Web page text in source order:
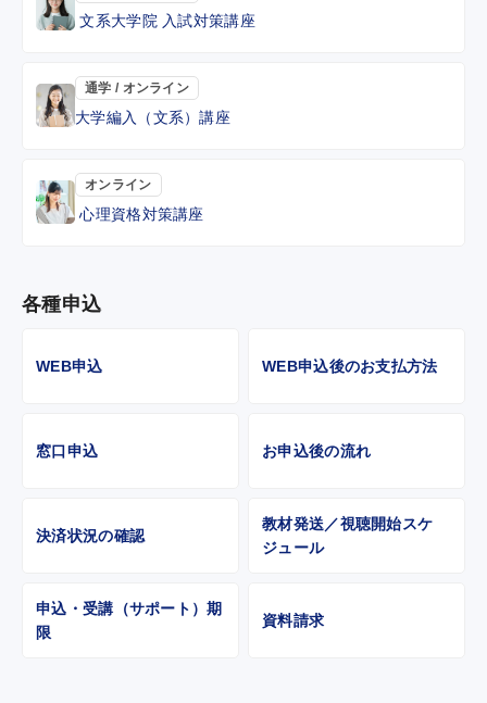
文系大学院 入試対策講座
通学 / オンライン
大学編入（文系）講座
オンライン
心理資格対策講座
各種申込
WEB申込 WEB申込後のお支払方法
窓口申込 お申込後の流れ
決済状況の確認
教材発送／視聴開始スケ
ジュール
申込・受講（サポート）期
限
資料請求